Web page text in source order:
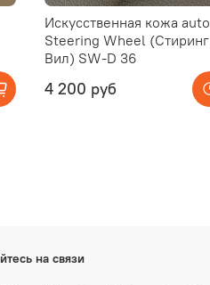
Искусственная кожа auto
Steering Wheel (Стиринг
Вил) SW-D 36
4 200 руб
на связи